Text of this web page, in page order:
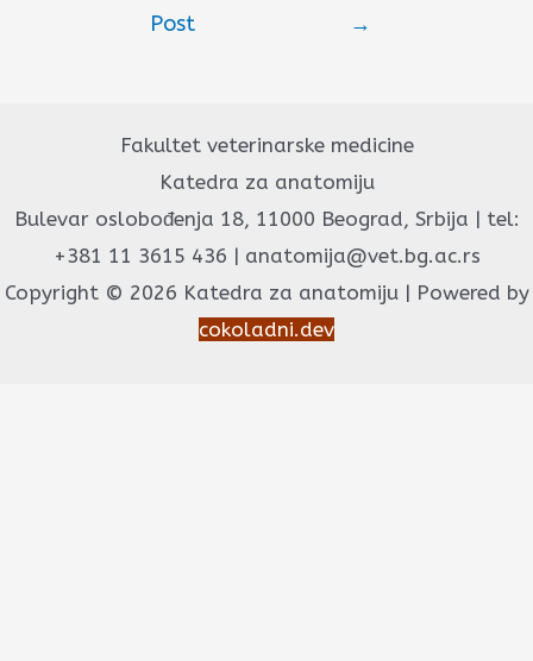
Post
→
Fakultet veterinarske medicine
Katedra za anatomiju
Bulevar oslobođenja 18, 11000 Beograd, Srbija | tel:
+381 11 3615 436 | anatomija@vet.bg.ac.rs
Copyright © 2026 Katedra za anatomiju | Powered by
cokoladni.dev